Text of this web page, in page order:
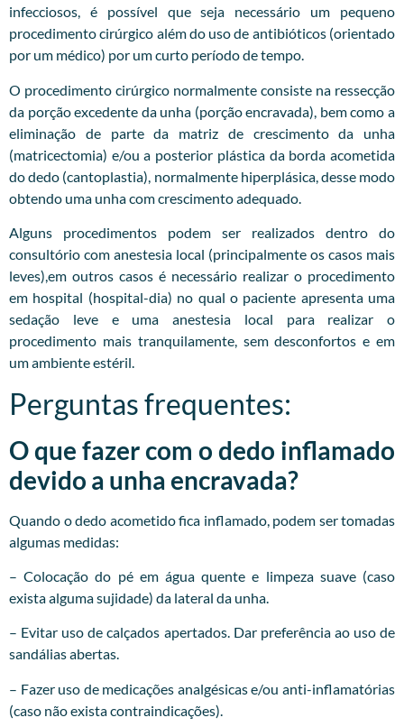
infecciosos, é possível que seja necessário um pequeno
procedimento cirúrgico além do uso de antibióticos (orientado
por um médico) por um curto período de tempo.
O procedimento cirúrgico normalmente consiste na ressecção
da porção excedente da unha (porção encravada), bem como a
eliminação de parte da matriz de crescimento da unha
(matricectomia) e/ou a posterior plástica da borda acometida
do dedo (cantoplastia), normalmente hiperplásica, desse modo
obtendo uma unha com crescimento adequado.
Alguns procedimentos podem ser realizados dentro do
consultório com anestesia local (principalmente os casos mais
leves),em outros casos é necessário realizar o procedimento
em hospital (hospital-dia) no qual o paciente apresenta uma
sedação leve e uma anestesia local para realizar o
procedimento mais tranquilamente, sem desconfortos e em
um ambiente estéril.
Perguntas frequentes:
O que fazer com o dedo inflamado
devido a unha encravada?
Quando o dedo acometido fica inflamado, podem ser tomadas
algumas medidas:
– Colocação do pé em água quente e limpeza suave (caso
exista alguma sujidade) da lateral da unha.
– Evitar uso de calçados apertados. Dar preferência ao uso de
sandálias abertas.
– Fazer uso de medicações analgésicas e/ou anti-inflamatórias
(caso não exista contraindicações).